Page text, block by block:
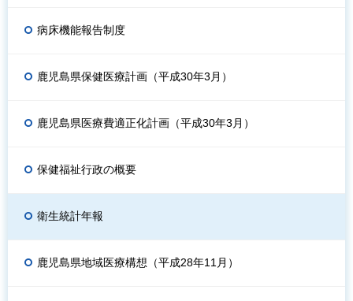
病床機能報告制度
鹿児島県保健医療計画（平成30年3月）
鹿児島県医療費適正化計画（平成30年3月）
保健福祉行政の概要
衛生統計年報
鹿児島県地域医療構想（平成28年11月）